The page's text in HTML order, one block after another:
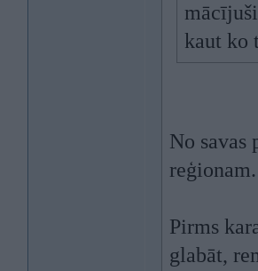
kaut ko
No savas
reģionam.
Pirms
glabāt,